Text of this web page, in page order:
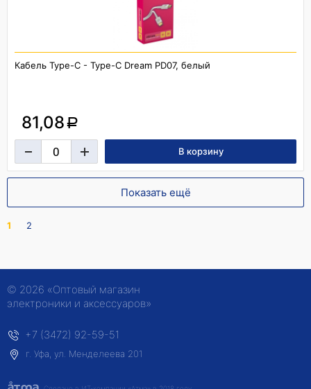
Кабель Type-C - Type-C Dream PD07, белый
81,08 a
Показать ещё
1 2
© 2026 «Оптовый магазин
электроники и аксессуаров»
+7 (3472) 92-59-51
г. Уфа, ул. Менделеева 201